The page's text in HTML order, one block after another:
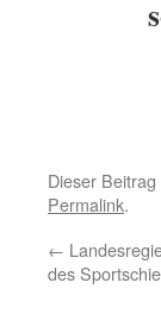
Dieser
Permalink.
←
des